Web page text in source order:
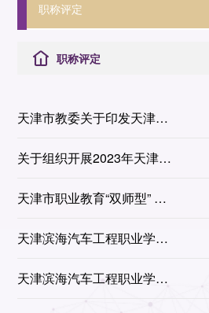
职称评定
职称评定
天津市教委关于印发天津市
职业教育“双师型”教师认定
实施方案
关于组织开展2023年天津市
职业教育双师型教师认定工
作的通知
天津市职业教育“双师型” 教
师认定实施方案
天津滨海汽车工程职业学院
教师资格证管理办法
天津滨海汽车工程职业学院